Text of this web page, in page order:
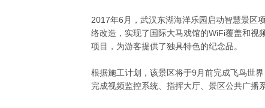
2017年6月，武汉东湖海洋乐园启动智慧景区
络改造，实现了国际大马戏馆的WiFi覆盖和视
项目，为游客提供了独具特色的纪念品。
根据施工计划，该景区将于9月前完成飞鸟世
完成视频监控系统、指挥大厅、景区公共广播